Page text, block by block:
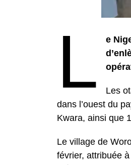
L
e
Les
dans l’ouest du
Kwara, ainsi que
Le village de
février, attribuée